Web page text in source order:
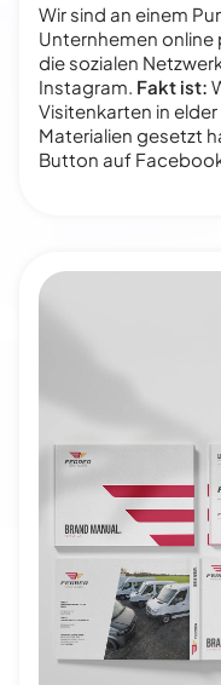
Wir sind an einem
Unternhemen online
die sozialen
Instagram. Fakt ist:
Visitenkarten in
Materialien gesetzt
Button auf